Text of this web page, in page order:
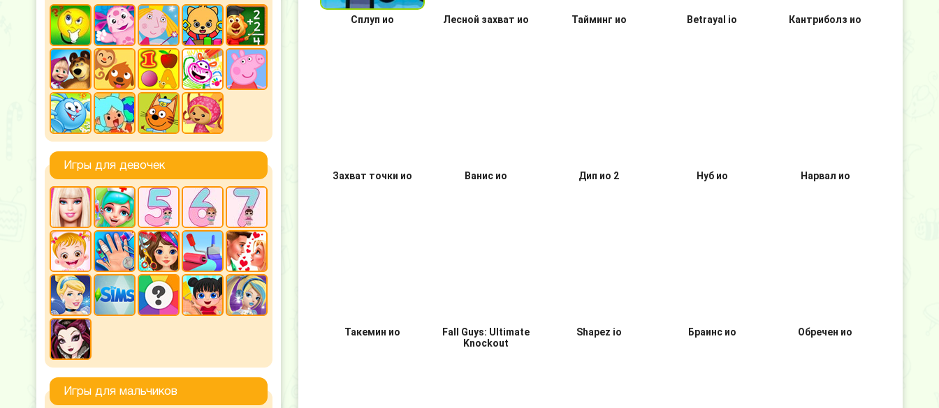
Игры для девочек
Игры для мальчиков
Сплуп ио Лесной захват ио Тайминг ио Betrayal io Кантриболз ио